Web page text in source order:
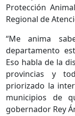
Protección
Regional de
“Me anima
departamento
Eso habla de la
provincias y
priorizado la
municipios de
gobernador Rey